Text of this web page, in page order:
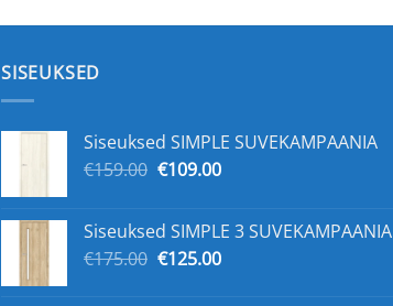
SISEUKSED
Siseuksed SIMPLE SUVEKAMPAANIA
€159.00 Algne
€159.00.
€109.00Praegune
€109.00.
Siseuksed SIMPLE 3 SUVEKAMPAANIA
€175.00 Algne
€125.00Praegune